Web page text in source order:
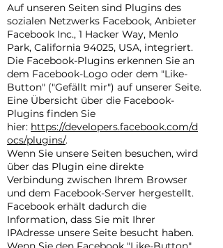
Auf unseren Seiten sind Plugins des
sozialen Netzwerks Facebook, Anbieter
Facebook Inc., 1 Hacker Way, Menlo
Park, California 94025, USA, integriert.
Die Facebook-Plugins erkennen Sie an
dem Facebook-Logo oder dem "Like-
Button" ("Gefällt mir") auf unserer Seite.
Eine Übersicht über die Facebook-
Plugins finden Sie
hier: https://developers.facebook.com/d
ocs/plugins/.
Wenn Sie unsere Seiten besuchen, wird
über das Plugin eine direkte
Verbindung zwischen Ihrem Browser
und dem Facebook-Server hergestellt.
Facebook erhält dadurch die
Information, dass Sie mit Ihrer
IPAdresse unsere Seite besucht haben.